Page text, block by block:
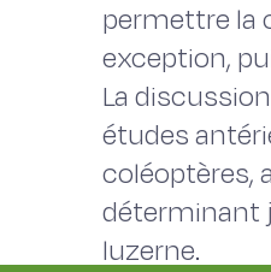
permettre la
exception,
La
études
coléoptères,
déterminant
luzerne.